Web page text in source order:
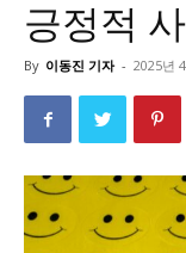
긍정적
By 이동진 기자 - 2025년